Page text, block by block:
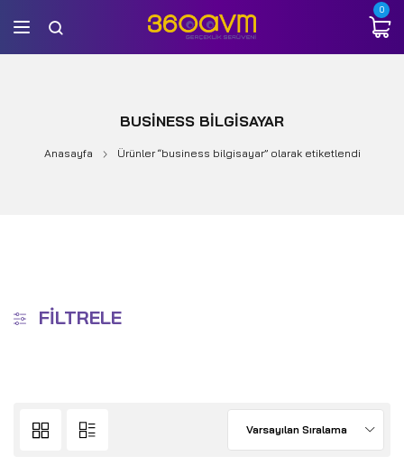
0
BUSINESS BILGISAYAR
Anasayfa Ürünler “business bilgisayar” olarak etiketlendi
FILTRELE
Varsayılan Sıralama